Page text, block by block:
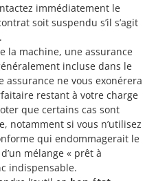
immédiatement le
soit suspendu s’il s’agit
la machine, une assurance
incluse dans le
ne vous exonérera
restant à votre charge
que certains cas sont
notamment si vous n’utilisez
qui endommagerait le
mélange « prêt à
indispensable.